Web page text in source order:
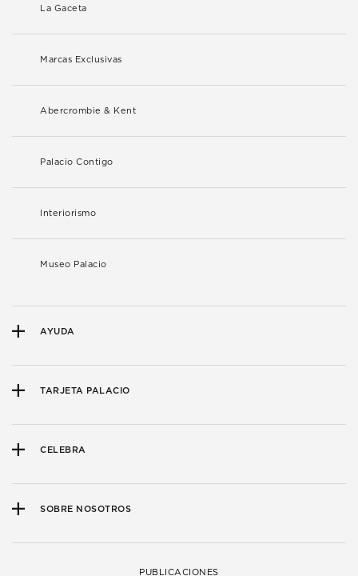
La Gaceta
Marcas Exclusivas
Abercrombie & Kent
Palacio Contigo
Interiorismo
Museo Palacio
AYUDA
TARJETA PALACIO
CELEBRA
SOBRE NOSOTROS
PUBLICACIONES